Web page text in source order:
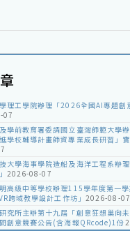
理工學院辦理「2026全國AI專題創
07
學前教育署委請國立臺灣師範大學
學校輔導計畫師資專業成長研習」
大學海事學院造船及海洋工程系辦
2026-08-07
高級中等學校辦理115學年度第一
跨域教學設計工作坊」 2026-08-07
究所主辦第十九屆「創意狂想巢向
創意競賽公告(含海報QRcode)1份